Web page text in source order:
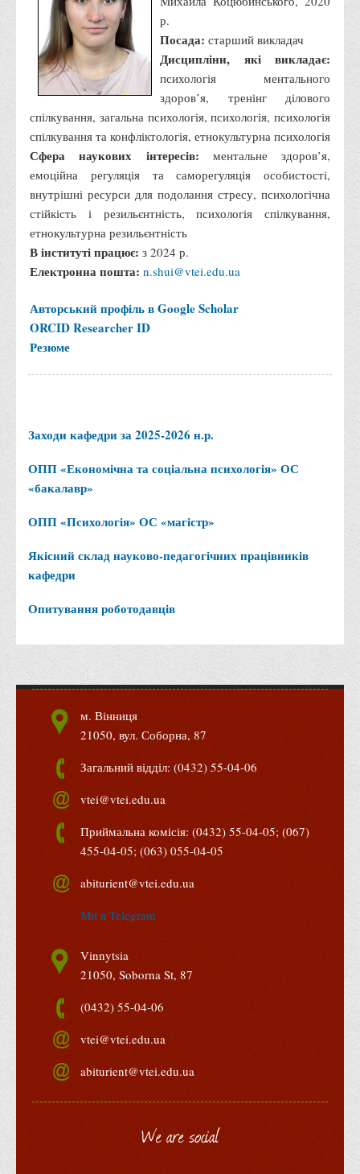
р.
Посада: старший викладач
Дисципліни, які викладає:
психологія ментального
здоров’я, тренінг ділового
спілкування, загальна психологія, психологія, психологія
спілкування та конфліктологія, етнокультурна психологія
Сфера наукових інтересів: ментальне здоров’я,
емоційна регуляція та саморегуляція особистості,
внутрішні ресурси для подолання стресу, психологічна
стійкість і резильєнтність, психологія спілкування,
етнокультурна резильєнтність
В інституті працює: з 2024 р.
Електронна пошта: n.shui@vtei.edu.ua
Авторський профіль в Google Scholar
ORCIDResearcher ID
Резюме
Заходи кафедри за 2025-2026 н.р.
ОПП «Економічна та соціальна психологія» ОС
«бакалавр»
ОПП «Психологія» ОС «магістр»
Якісний склад науково-педагогічних працівників
кафедри
Опитування роботодавців
м. Вінниця
21050, вул. Соборна, 87
Загальний відділ: (0432) 55-04-06
vtei@vtei.edu.ua
Приймальна комісія: (0432) 55-04-05; (067)
455-04-05; (063) 055-04-05
abiturient@vtei.edu.ua
Ми в Telegram
Vinnytsia
21050, Soborna St, 87
(0432) 55-04-06
vtei@vtei.edu.ua
abiturient@vtei.edu.ua
We are social